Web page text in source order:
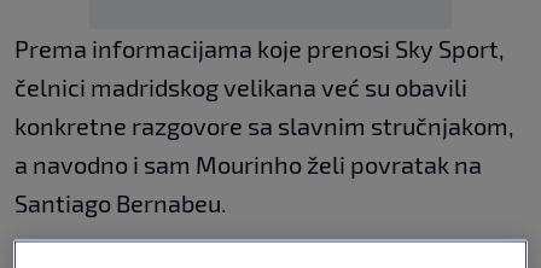
Prema informacijama koje prenosi Sky Sport,
čelnici madridskog velikana već su obavili
konkretne razgovore sa slavnim stručnjakom,
a navodno i sam Mourinho želi povratak na
Santiago Bernabeu.